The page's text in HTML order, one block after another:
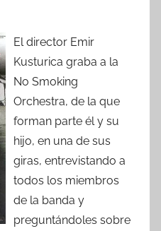
El director Emir
Kusturica graba a la
No Smoking
Orchestra, de la que
forman parte él y su
hijo, en una de sus
giras, entrevistando a
todos los miembros
de la banda y
preguntándoles sobre